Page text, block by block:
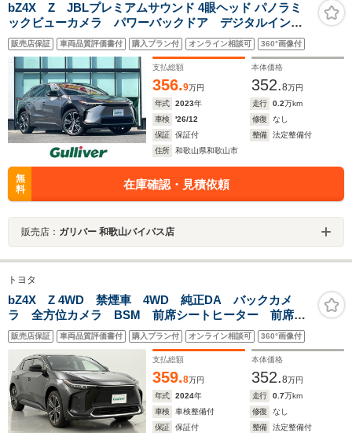
bZ4X Z JBLプレミアムサウンド 4眼ヘッド パノラミ
ックビューカメラ パワーバックドア デジタルインナ
ーミラー 革シート シート トヨタセーフティセン
ス BSM アドバンストパーク エアシート
販売店保証 車両品質評価書付 購入プラン付 オンライン相談可 360°画像付
支払総額
356.9万円
本体価格
352.8万円
年式
2023年 走行 0.2万km
車検
'26/12 修復
なし
保証
保証付 整備
法定整備付
住所
和歌山県和歌山市
無
料
在庫確認・見積依頼
販売店： ガリバー 和歌山バイパス店
トヨタ
bZ4X Z 4WD 禁煙車 4WD 純正DA バックカメ
ラ 全方位カメラ BSM 前席シートヒーター 前席シ
ートベンチレーション JBLサウンド アダプディブクル
ーズコントロール ダウンヒルアシストコントロール
販売店保証 車両品質評価書付 購入プラン付 オンライン相談可 360°画像付
支払総額
359.8万円
本体価格
352.8万円
年式
2024年 走行 0.7万km
車検
車検整備付 修復
なし
保証
保証付 整備
法定整備付